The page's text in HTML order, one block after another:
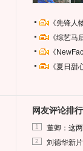
《先锋
《综艺
《
《夏日
网友评论排行
1 董卿：这
2 刘德华新